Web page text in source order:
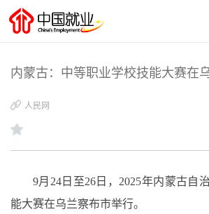
内蒙古：中等职业学校技能大赛在
​人民网
9月24日至26日，2025年内蒙古自
能大赛在乌兰察布市举行。